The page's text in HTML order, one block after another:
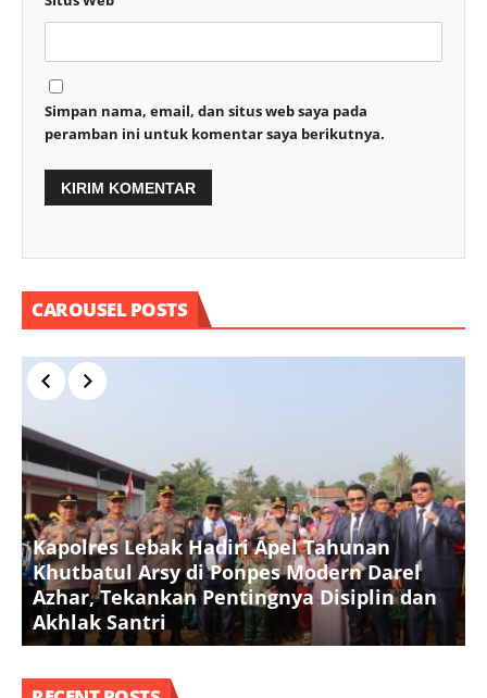
Simpan nama, email, dan situs web saya pada
peramban ini untuk komentar saya berikutnya.
CAROUSEL POSTS
Kapolres Lebak Hadiri Apel Tahunan
Khutbatul Arsy di Ponpes Modern Darel
Azhar, Tekankan Pentingnya Disiplin dan
Akhlak Santri